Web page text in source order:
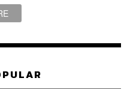
ะถือว่ามีเงินได้เสียภาษีต่อ
นใจมาก เพราะก่อนหน้านี้
เมื่อไรระหว่างเมื่อได้รับ